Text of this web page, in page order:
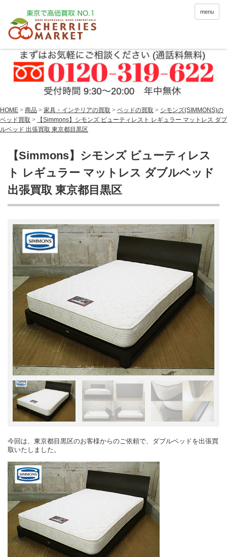
menu
HOME > 商品 > 家具・インテリアの買取 > ベッドの買取 > シモンズ(SIMMONS)の
ベッド買取 >
【Simmons】シモンズ ビューティレスト レギュラー マットレス ダブ
ルベッド 出張買取 東京都目黒区
【Simmons】シモンズ ビューティレス
ト レギュラー マットレス ダブルベッド
出張買取 東京都目黒区
今回は、東京都目黒区のお客様からのご依頼で、ダブルベッドを出張買
取いたしました。